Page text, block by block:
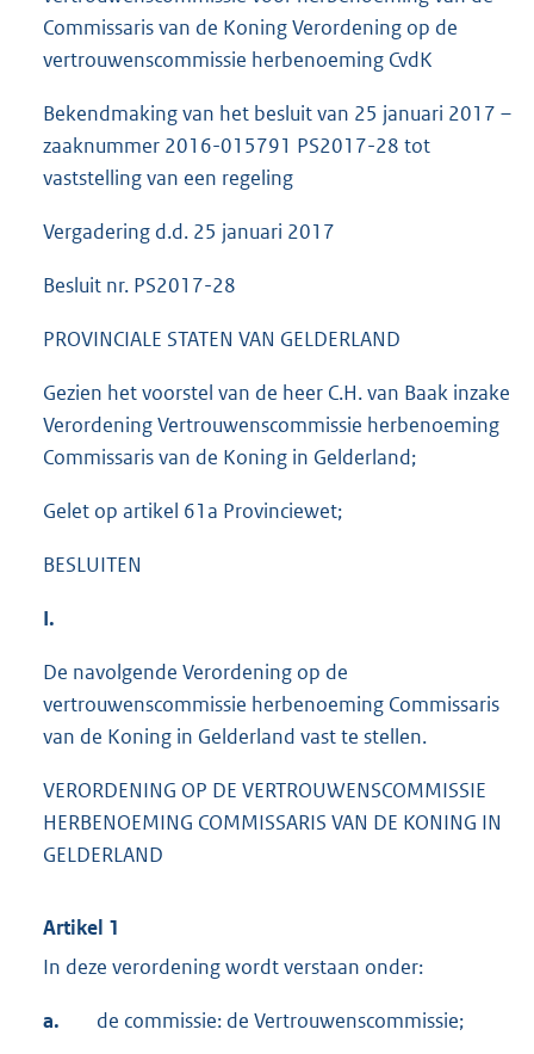
Commissaris van de Koning Verordening op de
vertrouwenscommissie herbenoeming CvdK
Bekendmaking van het besluit van 25 januari 2017 –
zaaknummer 2016-015791 PS2017-28 tot
vaststelling van een regeling
Vergadering d.d. 25 januari 2017
Besluit nr. PS2017-28
PROVINCIALE STATEN VAN GELDERLAND
Gezien het voorstel van de heer C.H. van Baak inzake
Verordening Vertrouwenscommissie herbenoeming
Commissaris van de Koning in Gelderland;
Gelet op artikel 61a Provinciewet;
BESLUITEN
I.
De navolgende Verordening op de
vertrouwenscommissie herbenoeming Commissaris
van de Koning in Gelderland vast te stellen.
VERORDENING OP DE VERTROUWENSCOMMISSIE
HERBENOEMING COMMISSARIS VAN DE KONING IN
GELDERLAND
Artikel 1
In deze verordening wordt verstaan onder:
a. de commissie: de Vertrouwenscommissie;